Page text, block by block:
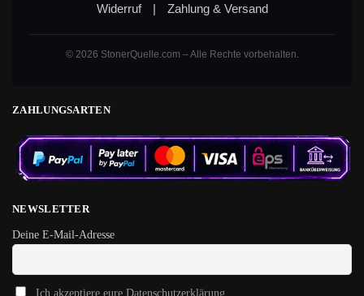
Widerruf
| Zahlung & Versand
© 2026 StonerQuelle.com – Alle Rechte vorbehalten.
ZAHLUNGSARTEN
NEWSLETTER
Deine E-Mail-Adresse
Ich akzeptiere eure Datenschutzerklärung.